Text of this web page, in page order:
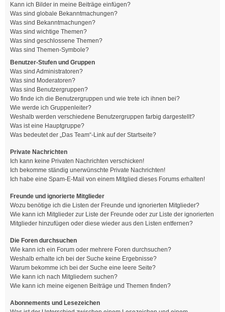
Kann ich Bilder in meine Beiträge einfügen?
Was sind globale Bekanntmachungen?
Was sind Bekanntmachungen?
Was sind wichtige Themen?
Was sind geschlossene Themen?
Was sind Themen-Symbole?
Benutzer-Stufen und Gruppen
Was sind Administratoren?
Was sind Moderatoren?
Was sind Benutzergruppen?
Wo finde ich die Benutzergruppen und wie trete ich ihnen bei?
Wie werde ich Gruppenleiter?
Weshalb werden verschiedene Benutzergruppen farbig dargestellt?
Was ist eine Hauptgruppe?
Was bedeutet der „Das Team“-Link auf der Startseite?
Private Nachrichten
Ich kann keine Privaten Nachrichten verschicken!
Ich bekomme ständig unerwünschte Private Nachrichten!
Ich habe eine Spam-E-Mail von einem Mitglied dieses Forums erhalten!
Freunde und ignorierte Mitglieder
Wozu benötige ich die Listen der Freunde und ignorierten Mitglieder?
Wie kann ich Mitglieder zur Liste der Freunde oder zur Liste der ignorierten
Mitglieder hinzufügen oder diese wieder aus den Listen entfernen?
Die Foren durchsuchen
Wie kann ich ein Forum oder mehrere Foren durchsuchen?
Weshalb erhalte ich bei der Suche keine Ergebnisse?
Warum bekomme ich bei der Suche eine leere Seite?
Wie kann ich nach Mitgliedern suchen?
Wie kann ich meine eigenen Beiträge und Themen finden?
Abonnements und Lesezeichen